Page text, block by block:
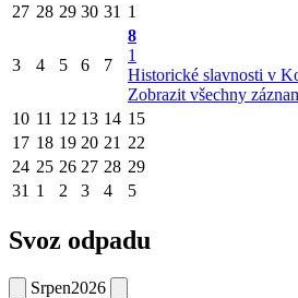
27 28 29 30 31 1
3 4 5 6 7
8
1
Historické slavnosti v
Zobrazit všechny
10 11 12 13 14 15
17 18 19 20 21 22
24 25 26 27 28 29
31 1 2 3 4 5
Svoz odpadu
Srpen2026